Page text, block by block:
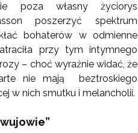
poza własny życiorys
poszerzyć spektrum
bohaterów w odmienne
przy tym intymnego
– choć wyraźnie widać, że
nie mają beztroskiego
w nich smutku i melancholii.